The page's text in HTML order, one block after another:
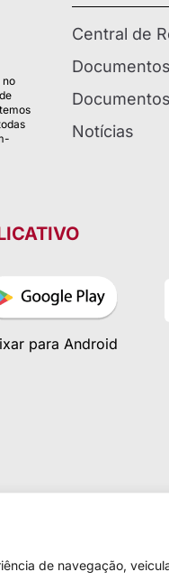
de navegação,
no
Central de
Notícias
para Android